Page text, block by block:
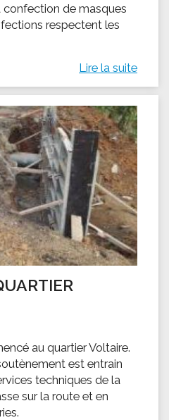
de masques
respectent les
Lire la suite
au quartier Voltaire.
est entrain
techniques de la
sur la route et en